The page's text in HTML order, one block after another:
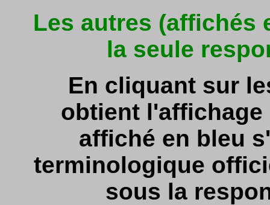
Les autres (affichés
la seule
En cliquant sur
obtient
affiché en bleu
terminologique
sous la